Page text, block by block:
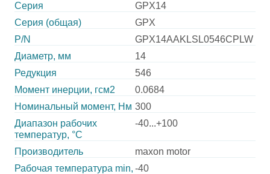
Серия
GPX14
Серия (общая)
GPX
P/N
GPX14AAKLSL0546CPLW
Диаметр, мм
14
Редукция
546
Момент инерции, гсм2
0.0684
Номинальный момент, Нм 300
Диапазон рабочих
температур, °С
-40...+100
Производитель
maxon motor
Рабочая температура min, -40